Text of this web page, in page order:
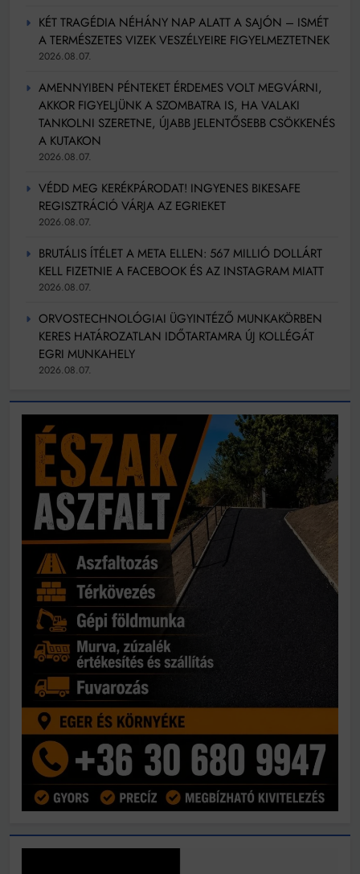
KÉT TRAGÉDIA NÉHÁNY NAP ALATT A SAJÓN – ISMÉT
A TERMÉSZETES VIZEK VESZÉLYEIRE FIGYELMEZTETNEK
2026.08.07.
AMENNYIBEN PÉNTEKET ÉRDEMES VOLT MEGVÁRNI,
AKKOR FIGYELJÜNK A SZOMBATRA IS, HA VALAKI
TANKOLNI SZERETNE, ÚJABB JELENTŐSEBB CSÖKKENÉS
A KUTAKON
2026.08.07.
VÉDD MEG KERÉKPÁRODAT! INGYENES BIKESAFE
REGISZTRÁCIÓ VÁRJA AZ EGRIEKET
2026.08.07.
BRUTÁLIS ÍTÉLET A META ELLEN: 567 MILLIÓ DOLLÁRT
KELL FIZETNIE A FACEBOOK ÉS AZ INSTAGRAM MIATT
2026.08.07.
ORVOSTECHNOLÓGIAI ÜGYINTÉZŐ MUNKAKÖRBEN
KERES HATÁROZATLAN IDŐTARTAMRA ÚJ KOLLÉGÁT
EGRI MUNKAHELY
2026.08.07.